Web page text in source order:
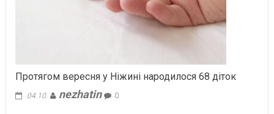
Протягом вересня у Ніжині народилося 68 діток
04.10. nezhatin 0